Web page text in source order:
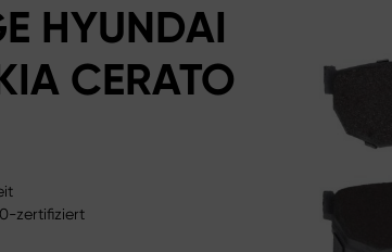
HYUNDAI
CERATO
zertifiziert